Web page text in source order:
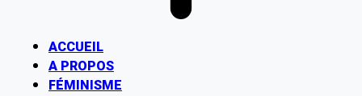
ACCUEIL
A PROPOS
FÉMINISME